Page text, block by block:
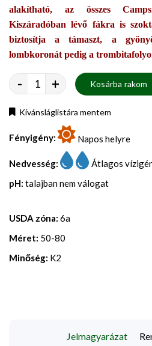
alakítható, az összes
Kiszáradóban lévő fákra is
biztosítja a támaszt, a
lombkoronát pedig a
- + Kosárba rakom
Kívánsláglistára mentem
Fényigény: Napos helyre
Nedvesség:
Átlagos
pH: talajban nem válogat
USDA zóna: 6a
Méret: 50-80
Minőség: K2
Jelmagyarázat